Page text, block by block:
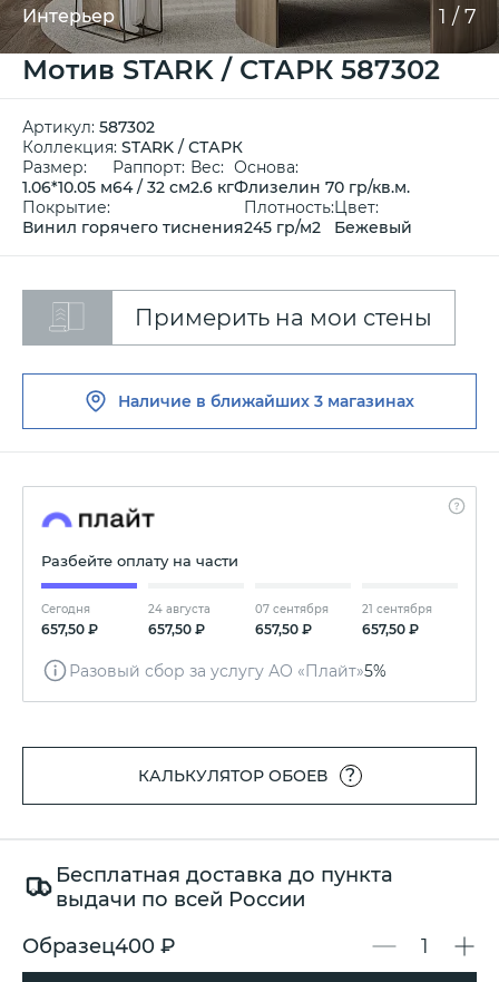
Интерьер 1 / 7
Мотив STARK / СТАРК 587302
Артикул: 587302
Коллекция: STARK / СТАРК
Размер:
1.06*10.05 м
Раппорт:
64 / 32 см
Вес:
2.6 кг
Основа:
Флизелин 70 гр/кв.м.
Покрытие:
Винил горячего тиснения
Плотность:
245 гр/м2
Цвет:
Бежевый
Примерить на мои стены
Наличие в ближайших 3 магазинах
Разбейте оплату на части
Сегодня
657,50 ₽
24 августа
657,50 ₽
07 сентября
657,50 ₽
21 сентября
657,50 ₽
Разовый сбор за услугу АО «Плайт»5%
КАЛЬКУЛЯТОР ОБОЕВ ?
Бесплатная доставка до пункта
выдачи по всей России
Образец400 ₽